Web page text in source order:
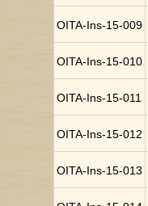
OITA-Ins-15-009
OITA-Ins-15-010
OITA-Ins-15-011
OITA-Ins-15-012
OITA-Ins-15-013